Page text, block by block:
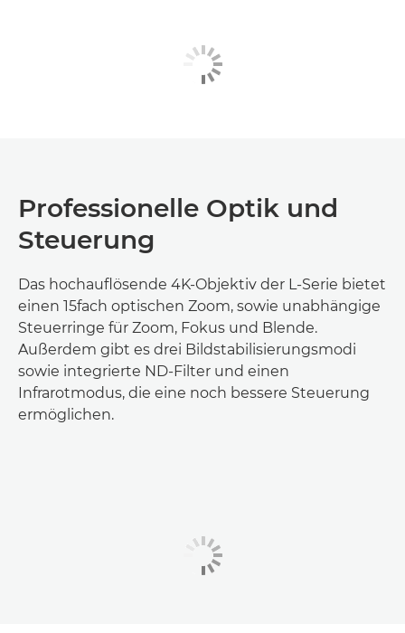
Professionelle Optik und
Steuerung
Das hochauflösende 4K-Objektiv der L-Serie bietet
einen 15fach optischen Zoom, sowie unabhängige
Steuerringe für Zoom, Fokus und Blende.
Außerdem gibt es drei Bildstabilisierungsmodi
sowie integrierte ND-Filter und einen
Infrarotmodus, die eine noch bessere Steuerung
ermöglichen.